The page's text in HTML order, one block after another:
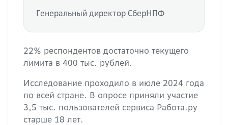
Генеральный директор СберНПФ
22% респондентов достаточно текущего
лимита в 400 тыс. рублей.
Исследование проходило в июле 2024 года
по всей стране. В опросе приняли участие
3,5 тыс. пользователей сервиса Работа.ру
старше 18 лет.